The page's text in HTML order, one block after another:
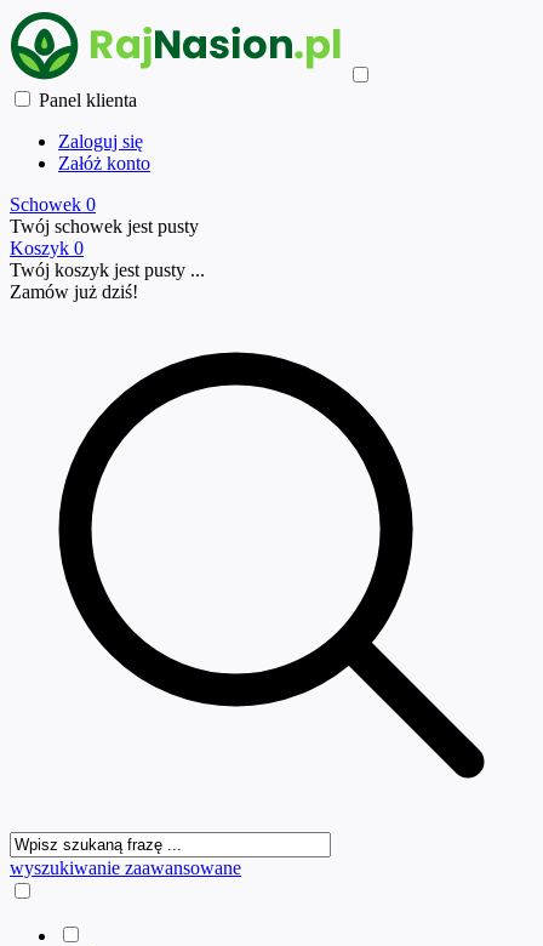
Panel klienta
Zaloguj się
Załóż konto
Schowek 0
Twój schowek jest pusty
Koszyk 0
Twój koszyk jest pusty ...
Zamów już dziś!
wyszukiwanie zaawansowane